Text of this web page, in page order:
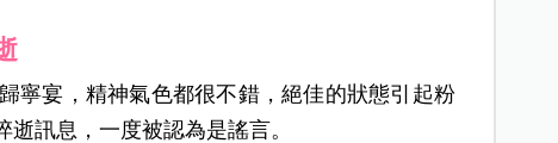
寧宴，精神氣色都很不錯，絕佳的狀態引起粉
訊息，一度被認為是謠言。